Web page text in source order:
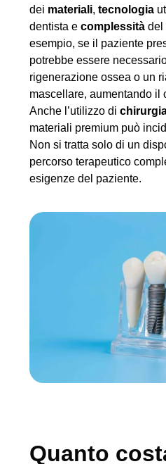
dei materiali, tecnologia
dentista e complessità del
esempio, se il paziente
potrebbe essere
rigenerazione ossea o un
mascellare, aumentando il
Anche l’utilizzo di
materiali premium può
Non si tratta solo di un
percorso terapeutico
esigenze del paziente.
Quanto